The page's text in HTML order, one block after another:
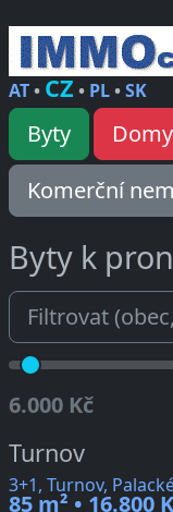
AT• CZ • PL•SK
Byty Domy
Komerční
Byty k
6.000 Kč
Turnov
3+1, Turnov,
85 m² • 16.800